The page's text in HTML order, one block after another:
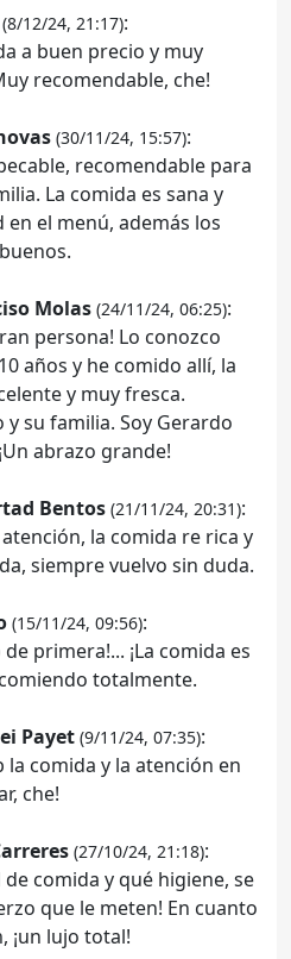
(8/12/24, 21:17):
a buen precio y muy
recomendable, che!
(30/11/24, 15:57):
recomendable para
La comida es sana y
en el menú, además los
Molas (24/11/24, 06:25):
persona! Lo conozco
años y he comido allí, la
y muy fresca.
y su familia. Soy Gerardo
abrazo grande!
Bentos (21/11/24, 20:31):
la comida re rica y
siempre vuelvo sin duda.
(15/11/24, 09:56):
de primera!... ¡La comida es
totalmente.
Payet (9/11/24, 07:35):
la comida y la atención en
che!
(27/10/24, 21:18):
de comida y qué higiene, se
que le meten! En cuanto
¡un lujo total!